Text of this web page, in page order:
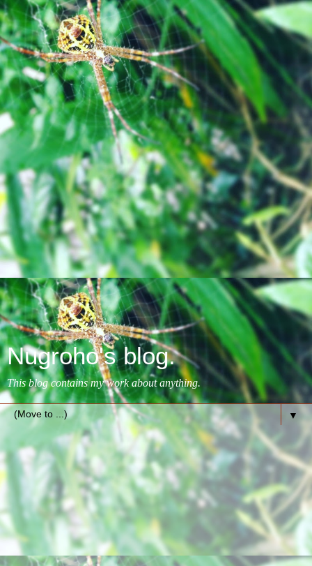
Nugroho's blog.
This blog contains my work about anything.
▼